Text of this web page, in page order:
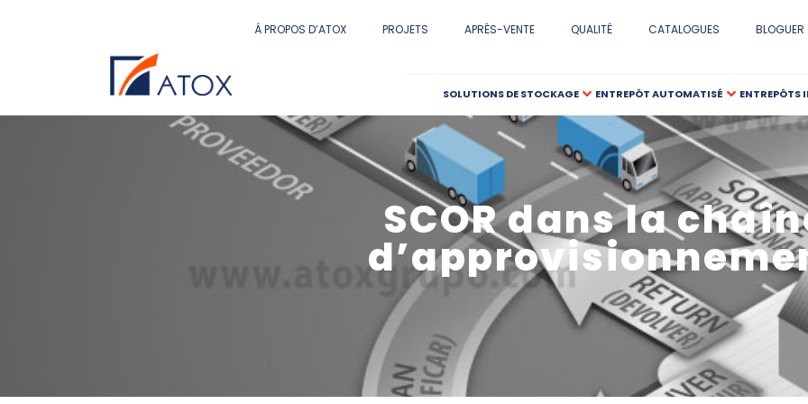
Á PROPOS D’ATOX PROJETS APRÈS-VENTE QUALITÉ CATALOGUES BLOGUER
SOLUTIONS DE STOCKAGE ENTREPÔT AUTOMATISÉ ENTREPÔTS
SCOR dans la